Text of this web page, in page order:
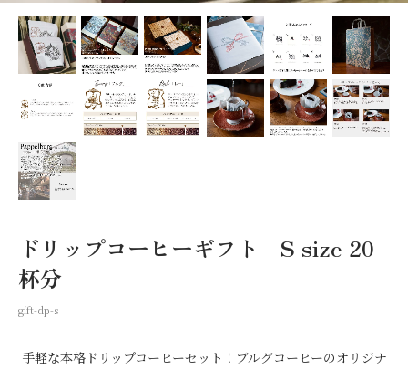
ドリップコーヒーギフト S size 20
杯分
gift-dp-s
手軽な本格ドリップコーヒーセット！ブルグコーヒーのオリジナ